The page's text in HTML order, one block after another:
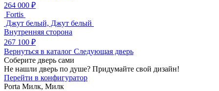
264 000 ₽
Fortis
Джут белый, Джут белый
Внутренняя сторона
267 100 ₽
Вернуться в каталог Следующая дверь
Соберите дверь сами
Не нашли дверь по душе? Придумайте свой дизайн!
Перейти в конфигуратор
Porta Милк, Милк